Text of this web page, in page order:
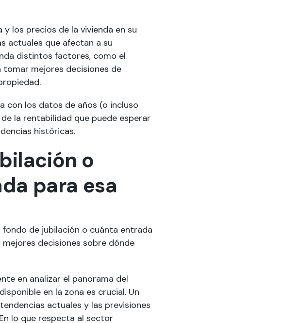
los precios de la vivienda en su
actuales que afectan a su
distintos factores, como el
mejores decisiones de
con los datos de años (o incluso
la rentabilidad que puede esperar
históricas.
o
para esa
de jubilación o cuánta entrada
decisiones sobre dónde
en analizar el panorama del
en la zona es crucial. Un
actuales y las previsiones
lo que respecta al sector